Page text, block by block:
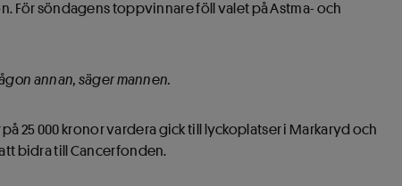
För söndagens toppvinnare föll valet på Astma- och
annan, säger mannen.
25 000 kronor vardera gick till lyckoplatser i Markaryd och
bidra till Cancerfonden.